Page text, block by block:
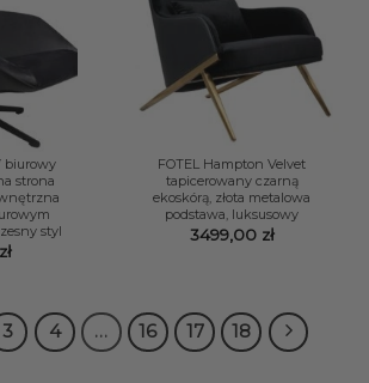
biurowy
strona
styl
zł
FOTEL Hampton Velvet
tapicerowany czarną
ekoskórą, złota metalowa
podstawa, luksusowy
3499,00 zł
3 4 … 16 17 18